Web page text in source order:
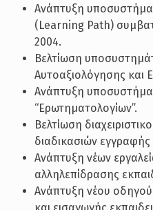
Ανάπτυξη
(Learning Path)
2004.
Βελτίωση
Αυτοαξιολόγησης και
Ανάπτυξη
“Ερωτηματολογίων”.
Βελτίωση
διαδικασιών
Ανάπτυξη νέων
αλληλεπίδρασης
Ανάπτυξη νέου